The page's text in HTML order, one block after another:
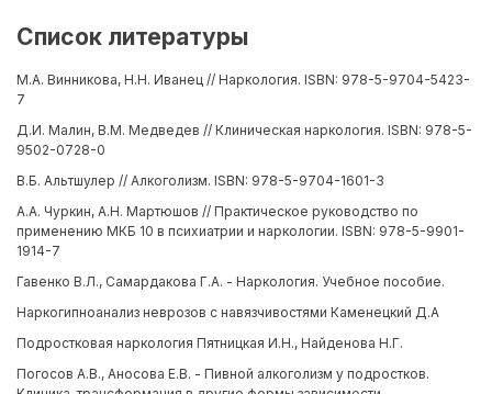
Список литературы
М.А. Винникова, Н.Н. Иванец // Наркология. ISBN: 978-5-9704-5423-
7
Д.И. Малин, В.М. Медведев // Клиническая наркология. ISBN: 978-5-
9502-0728-0
В.Б. Альтшулер // Алкоголизм. ISBN: 978-5-9704-1601-3
А.А. Чуркин, А.Н. Мартюшов // Практическое руководство по
применению МКБ 10 в психиатрии и наркологии. ISBN: 978-5-9901-
1914-7
Гавенко В.Л., Самардакова Г.А. - Наркология. Учебное пособие.
Наркогипноанализ неврозов с навязчивостями Каменецкий Д.А
Подростковая наркология Пятницкая И.Н., Найденова Н.Г.
Погосов А.В., Аносова Е.В. - Пивной алкоголизм у подростков.